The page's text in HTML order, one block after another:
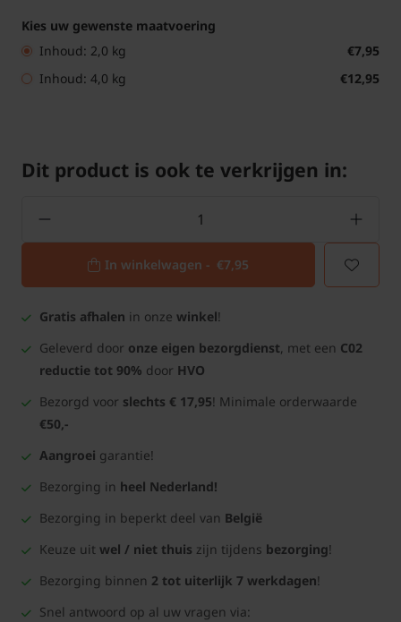
Kies uw gewenste maatvoering
Inhoud: 2,0 kg
€7,95
Inhoud: 4,0 kg
€12,95
Dit product is ook te verkrijgen in:
In winkelwagen - €7,95
Gratis afhalen in onze winkel!
Geleverd door onze eigen bezorgdienst, met een C02
reductie tot 90% door HVO
Bezorgd voor slechts € 17,95! Minimale orderwaarde
€50,-
Aangroei garantie!
Bezorging in heel Nederland!
Bezorging in beperkt deel van België
Keuze uit wel / niet thuis zijn tijdens bezorging!
Bezorging binnen 2 tot uiterlijk 7 werkdagen!
Snel antwoord op al uw vragen via: